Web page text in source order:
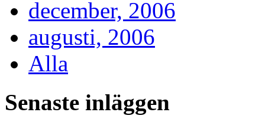
december, 2006
augusti, 2006
Alla
Senaste inläggen